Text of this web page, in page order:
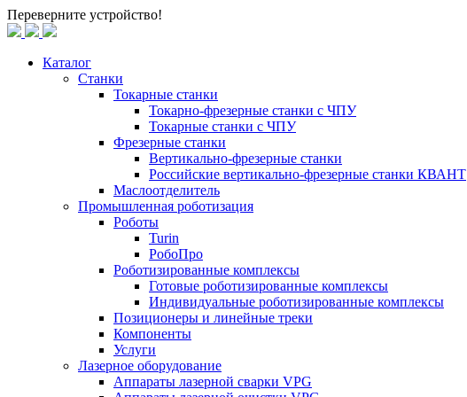
Переверните устройство!
Каталог
Станки
Токарные станки
Токарно-фрезерные станки c ЧПУ
Токарные станки с ЧПУ
Фрезерные станки
Вертикально-фрезерные станки
Российские вертикально-фрезерные станки КВАНТ
Маслоотделитель
Промышленная роботизация
Роботы
Turin
РобоПро
Роботизированные комплексы
Готовые роботизированные комплексы
Индивидуальные роботизированные комплексы
Позиционеры и линейные треки
Компоненты
Услуги
Лазерное оборудование
Аппараты лазерной сварки VPG